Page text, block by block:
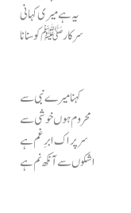
یہ ہےمیری کہانی
سرکار ﷺ کو سنانا
کہنا میرے نبی سے
محروم ہوں خوشی سے
سر پر اک ابرِ غم ہے
اشکوں سے آنکھ نم ہے